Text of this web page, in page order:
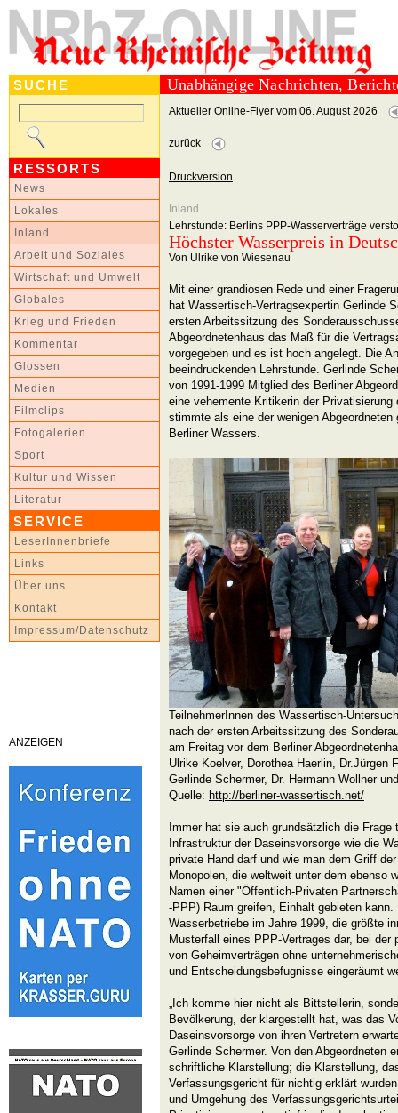
SUCHE
RESSORTS
News
Lokales
Inland
Arbeit und Soziales
Wirtschaft und Umwelt
Globales
Krieg und Frieden
Kommentar
Glossen
Medien
Filmclips
Fotogalerien
Sport
Kultur und Wissen
Literatur
SERVICE
LeserInnenbriefe
Links
Über uns
Kontakt
Impressum/Datenschutz
ANZEIGEN
Unabhängige Nachrichten,
Aktueller Online-Flyer vom 06. August 2026
zurück
Druckversion
Inland
Lehrstunde: Berlins PPP-Wasserverträge
Höchster Wasserpreis in
Von Ulrike von Wiesenau
Mit einer grandiosen Rede und einer
hat Wassertisch-Vertragsexpertin Gerlinde
ersten Arbeitssitzung des
Abgeordnetenhaus das Maß für die
vorgegeben und es ist hoch angelegt. Die
beeindruckenden Lehrstunde. Gerlinde
von 1991-1999 Mitglied des Berliner
eine vehemente Kritikerin der Privatisierung
stimmte als eine der wenigen
Berliner Wassers.
TeilnehmerInnen des Wassertisch-
nach der ersten Arbeitssitzung des
am Freitag vor dem Berliner
Ulrike Koelver, Dorothea Haerlin, Dr.Jürgen
Gerlinde Schermer, Dr. Hermann Wollner
Quelle: http://berliner-wassertisch.net/
Immer hat sie auch grundsätzlich die
Infrastruktur der Daseinsvorsorge wie die
private Hand darf und wie man dem Griff
Monopolen, die weltweit unter dem ebenso
Namen einer "Öffentlich-Privaten
-PPP) Raum greifen, Einhalt gebieten
Wasserbetriebe im Jahre 1999, die größte
Musterfall eines PPP-Vertrages dar, bei der
von Geheimverträgen ohne
und Entscheidungsbefugnisse eingeräumt
„Ich komme hier nicht als Bittstellerin,
Bevölkerung, der klargestellt hat, was das
Daseinsvorsorge von ihren Vertretern
Gerlinde Schermer. Von den Abgeordneten
schriftliche Klarstellung; die Klarstellung,
Verfassungsgericht für nichtig erklärt
und Umgehung des